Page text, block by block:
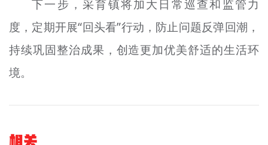
下一步，采育镇将加大日常巡查和监管力
度，定期开展“回头看”行动，防止问题反弹回潮，
持续巩固整治成果，创造更加优美舒适的生活环
境。
相关